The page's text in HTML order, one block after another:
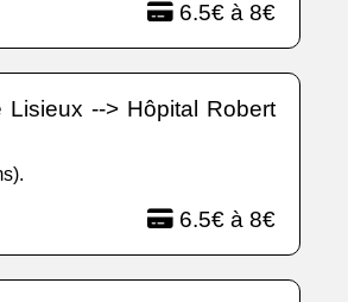
6.5€ à 8€
--> Hôpital Robert
6.5€ à 8€